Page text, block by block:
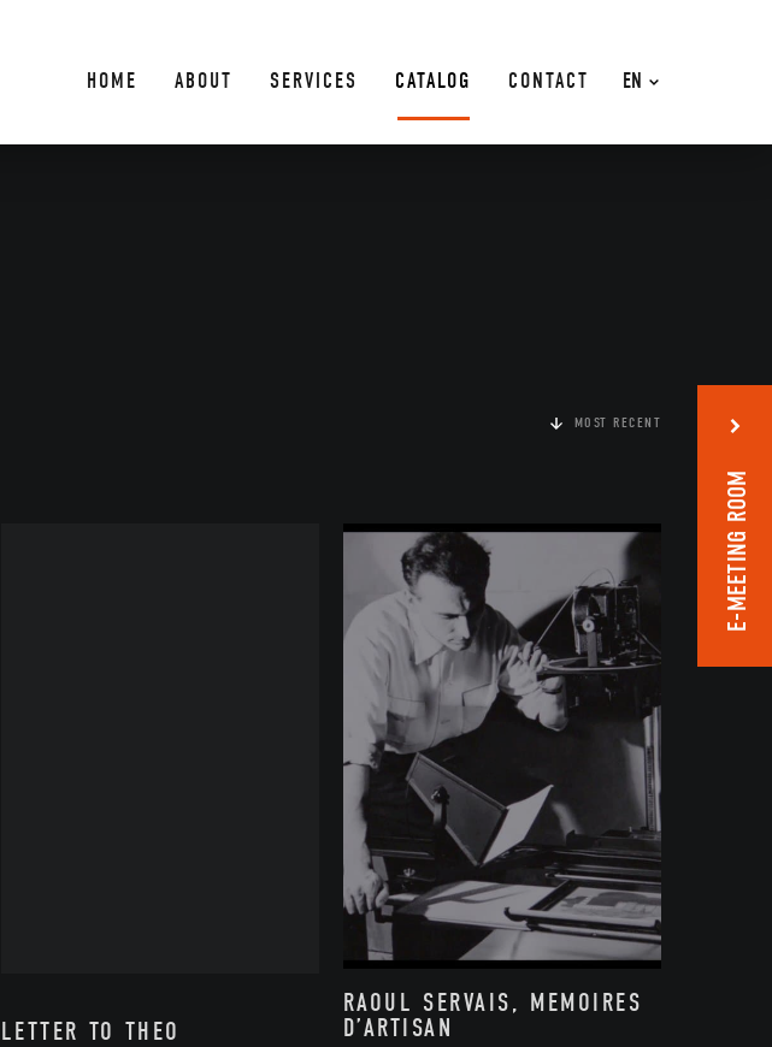
EN
HOME ABOUT SERVICES CATALOG CONTACT
MOST RECENT
LETTER TO THEO
RAOUL SERVAIS, MEMOIRES
D’ARTISAN
E-MEETING ROOM